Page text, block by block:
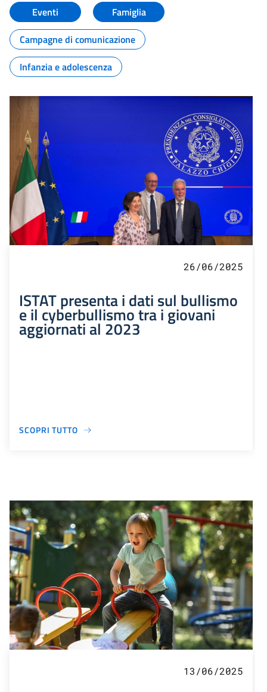
Eventi
Famiglia
Campagne di comunicazione
Infanzia e adolescenza
26/06/2025
ISTAT presenta i dati sul bullismo
e il cyberbullismo tra i giovani
aggiornati al 2023
SCOPRI TUTTO
13/06/2025